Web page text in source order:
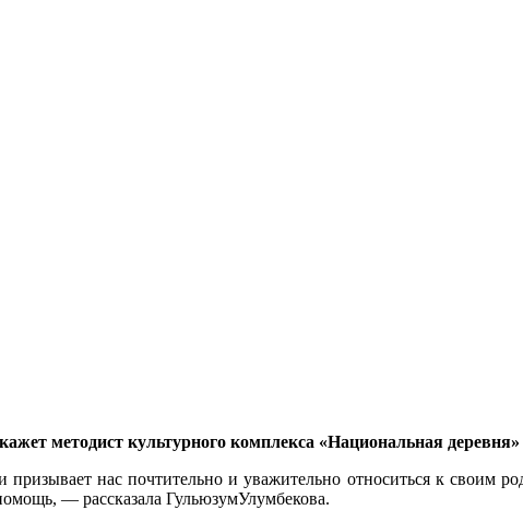
методист культурного комплекса «Национальная
нас почтительно и уважительно относиться к своим
— рассказала ГульюзумУлумбекова.